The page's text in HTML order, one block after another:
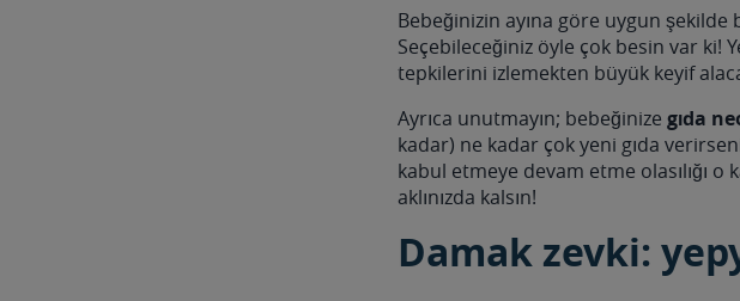
Bebeğinizin ayına göre uygun
Seçebileceğiniz öyle çok besin var ki!
tepkilerini izlemekten büyük keyif
Ayrıca unutmayın; bebeğinize gıda
kadar) ne kadar çok yeni gıda
kabul etmeye devam etme olasılığı
aklınızda kalsın!
Damak zevki: